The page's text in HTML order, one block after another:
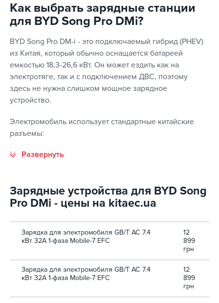
Как выбрать зарядные станции
для BYD Song Pro DMi?
BYD Song Pro DM-i - это подключаемый гибрид (PHEV)
из Китая, который обычно оснащается батареей
емкостью 18,3-26,6 кВт. Он может ездить как на
электротяге, так и с подключением ДВС, поэтому
здесь не нужна слишком мощное зарядное
устройство.
Электромобиль использует стандартные китайские
разъемы:
Зарядные устройства для BYD Song
Pro DMi - цены на kitaec.ua
Зарядка для электромобиля GB/T AC 7.4
кВт 32А 1-фаза Mobile-7 EFС
12
899
грн
Зарядка для электромобиля GB/T AC 7.4
кВт 32А 1-фаза Mobile-7 EFС
12
899
грн